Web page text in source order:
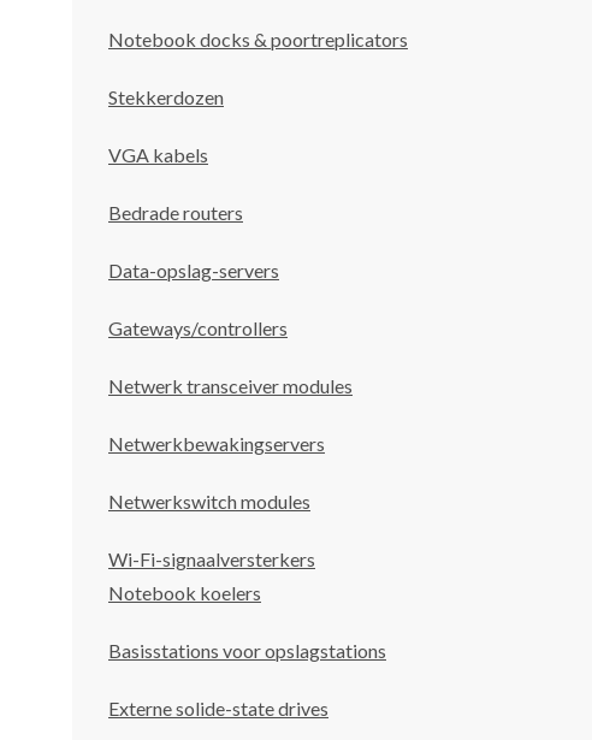
Notebook docks & poortreplicators
Stekkerdozen
VGA kabels
Bedrade routers
Data-opslag-servers
Gateways/controllers
Netwerk transceiver modules
Netwerkbewakingservers
Netwerkswitch modules
Wi-Fi-signaalversterkers
Notebook koelers
Basisstations voor opslagstations
Externe solide-state drives